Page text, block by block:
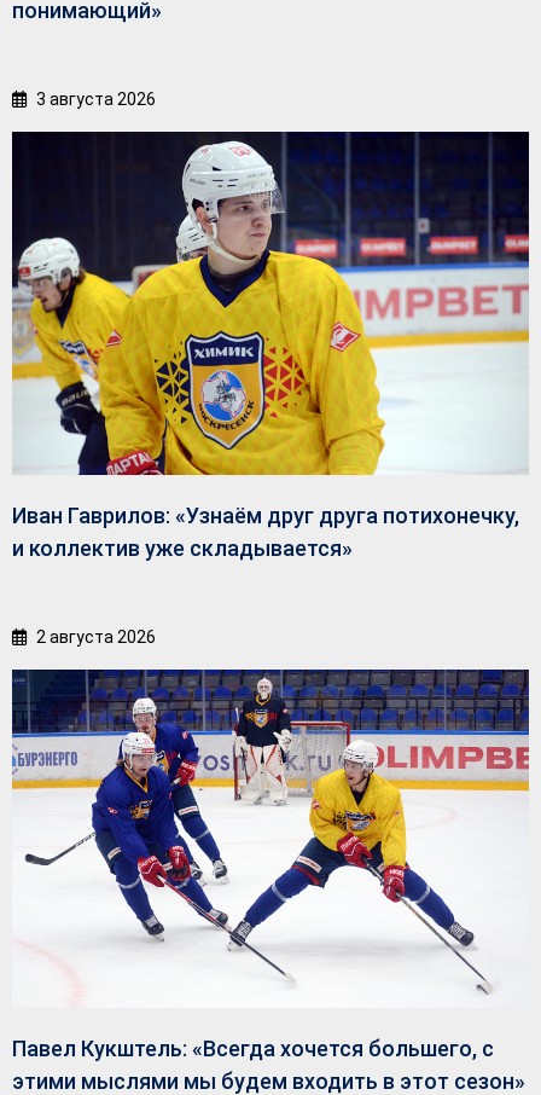
понимающий»
3 августа 2026
Иван Гаврилов: «Узнаём друг друга потихонечку,
и коллектив уже складывается»
2 августа 2026
Павел Кукштель: «Всегда хочется большего, с
этими мыслями мы будем входить в этот сезон»